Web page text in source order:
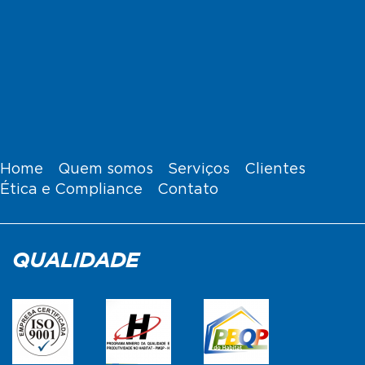
Home Quem somos Serviços
Clientes
Ética e Compliance
Contato
QUALIDADE